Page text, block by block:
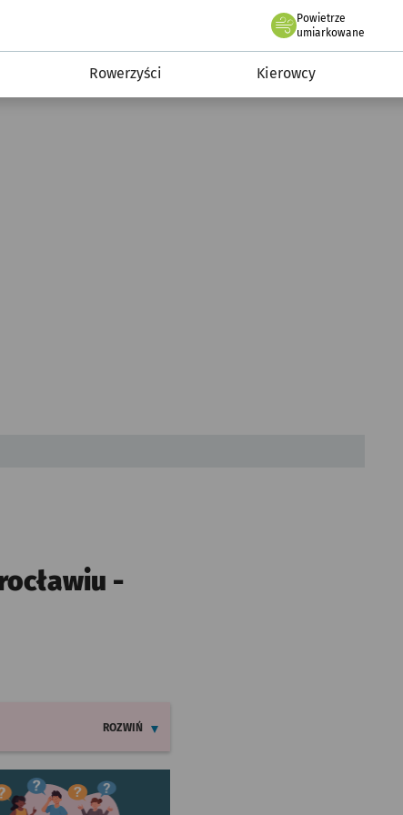
Powietrze
we Wrocławiu
umiarkowane
Rowerzyści Kierowcy
-
ROZWIŃ